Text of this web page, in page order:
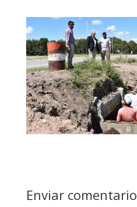
Enviar comentario